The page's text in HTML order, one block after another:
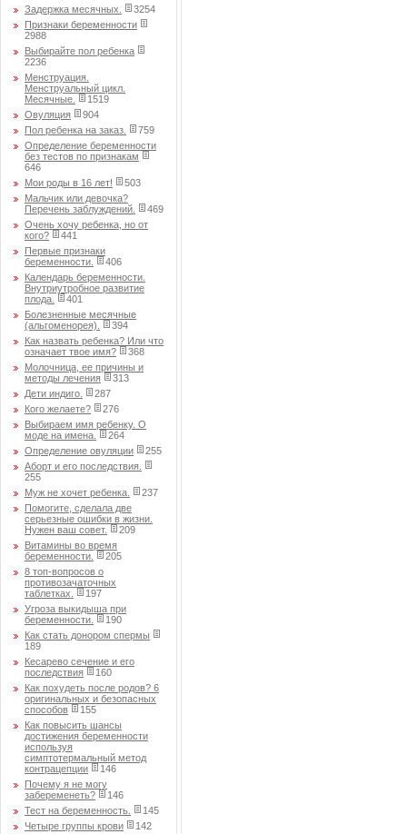
Задержка месячных.
3254
Признаки беременности
2988
Выбирайте пол ребенка
2236
Менструация.
Менструальный цикл.
Месячные.
1519
Овуляция
904
Пол ребенка на заказ.
759
Определение беременности
без тестов по признакам
646
Мои роды в 16 лет!
503
Мальчик или девочка?
Перечень заблуждений.
469
Очень хочу ребенка, но от
кого?
441
Первые признаки
беременности.
406
Календарь беременности.
Внутриутробное развитие
плода.
401
Болезненные месячные
(альгоменорея).
394
Как назвать ребенка? Или что
означает твое имя?
368
Молочница, ее причины и
методы лечения
313
Дети индиго.
287
Кого желаете?
276
Выбираем имя ребенку. О
моде на имена.
264
Определение овуляции
255
Аборт и его последствия.
255
Муж не хочет ребенка.
237
Помогите, сделала две
серьезные ошибки в жизни.
Нужен ваш совет.
209
Витамины во время
беременности.
205
8 топ-вопросов о
противозачаточных
таблетках.
197
Угроза выкидыша при
беременности.
190
Как стать донором спермы
189
Кесарево сечение и его
последствия
160
Как похудеть после родов? 6
оригинальных и безопасных
способов
155
Как повысить шансы
достижения беременности
используя
симптотермальный метод
контрацепции
146
Почему я не могу
забеременеть?
146
Тест на беременность.
145
Четыре группы крови
142